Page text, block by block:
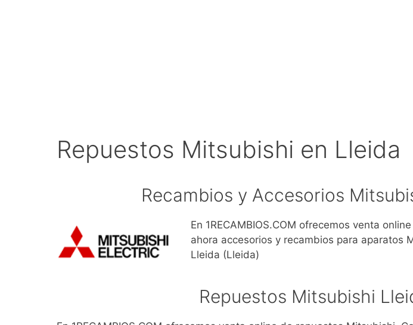
Repuestos Mitsubishi en Lleida
Recambios y Accesorios
En 1RECAMBIOS.COM ofrecemos venta
ahora accesorios y recambios para aparatos
Lleida (Lleida)
Repuestos Mitsubishi